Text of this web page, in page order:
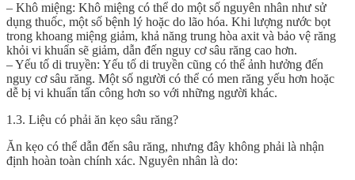
– Khô miệng: Khô miệng có thể do một số nguyên nhân như sử
dụng thuốc, một số bệnh lý hoặc do lão hóa. Khi lượng nước bọt
trong khoang miệng giảm, khả năng trung hòa axit và bảo vệ răng
khỏi vi khuẩn sẽ giảm, dẫn đến nguy cơ sâu răng cao hơn.
– Yếu tố di truyền: Yếu tố di truyền cũng có thể ảnh hưởng đến
nguy cơ sâu răng. Một số người có thể có men răng yếu hơn hoặc
dễ bị vi khuẩn tấn công hơn so với những người khác.
1.3. Liệu có phải ăn kẹo sâu răng?
Ăn kẹo có thể dẫn đến sâu răng, nhưng đây không phải là nhận
định hoàn toàn chính xác. Nguyên nhân là do: